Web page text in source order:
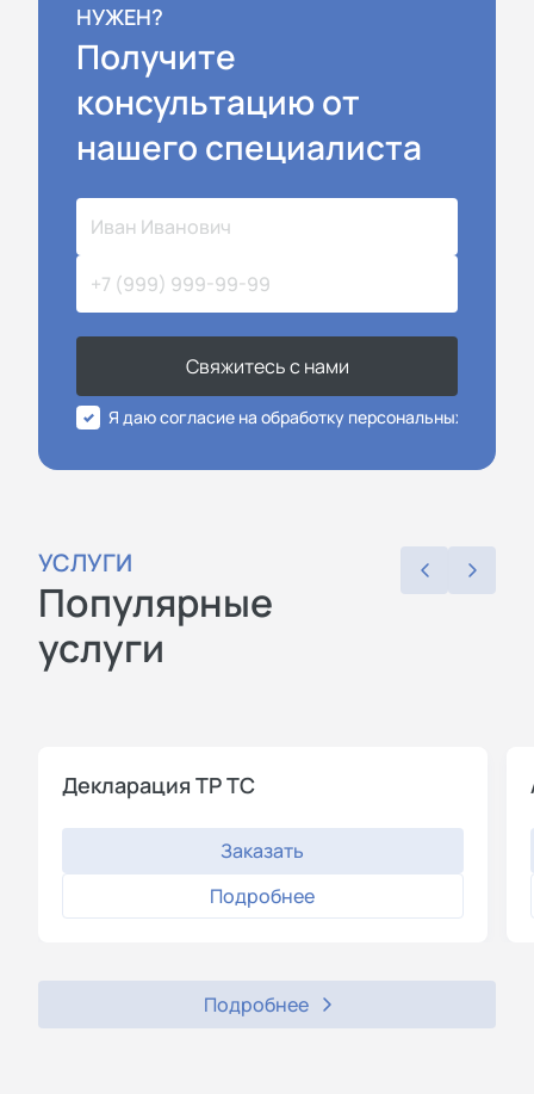
НУЖЕН?
Получите
консультацию от
нашего специалиста
Свяжитесь с нами
Я даю согласие на обработку персональных
УСЛУГИ
Популярные
услуги
Декларация ТР ТС
Заказать
Подробнее
Подробнее